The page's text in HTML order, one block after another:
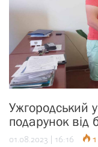
Ужгородський
подарунок від
01.08.2023 | 16:16